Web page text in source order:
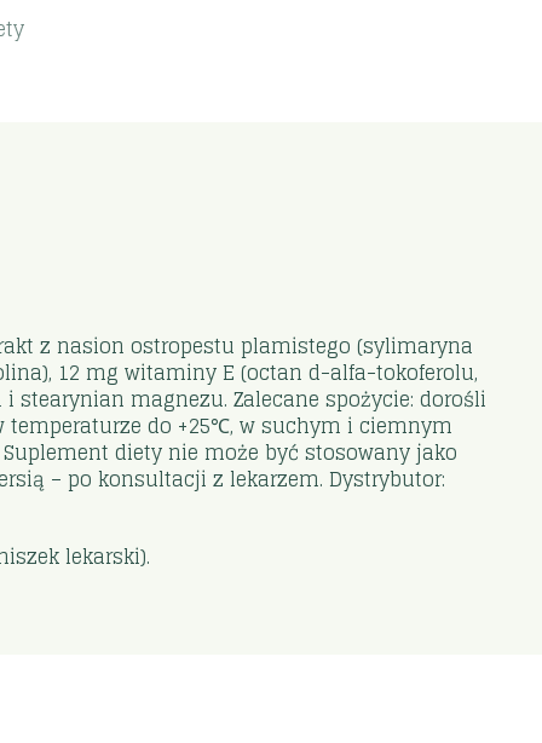
z nasion ostropestu plamistego (sylimaryna
12 mg witaminy E (octan d-alfa-tokoferolu,
i stearynian magnezu. Zalecane spożycie: dorośli
temperaturze do +25℃, w suchym i ciemnym
diety nie może być stosowany jako
– po konsultacji z lekarzem. Dystrybutor:
lekarski).